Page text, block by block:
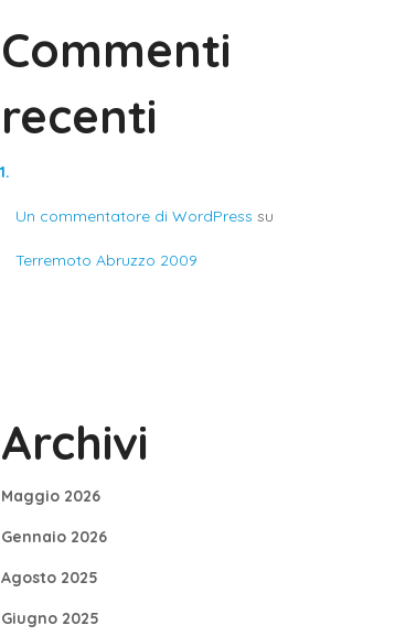
Commenti
recenti
Un commentatore di WordPress su
Terremoto Abruzzo 2009
Archivi
Maggio 2026
Gennaio 2026
Agosto 2025
Giugno 2025